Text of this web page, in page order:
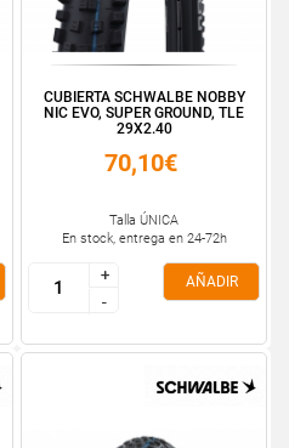
CUBIERTA SCHWALBE NOBBY
NIC EVO, SUPER GROUND, TLE
29X2.40
70,10€
Talla ÚNICA
En stock, entrega en 24-72h
+
-
+
-
AÑADIR